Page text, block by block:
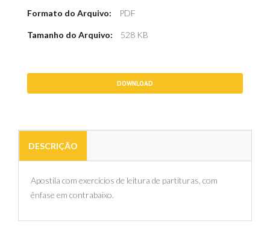
Formato do Arquivo: PDF
Tamanho do Arquivo: 528 KB
DOWNLOAD
DESCRIÇÃO
Apostila com exercícios de leitura de partituras, com
ênfase em contrabaixo.